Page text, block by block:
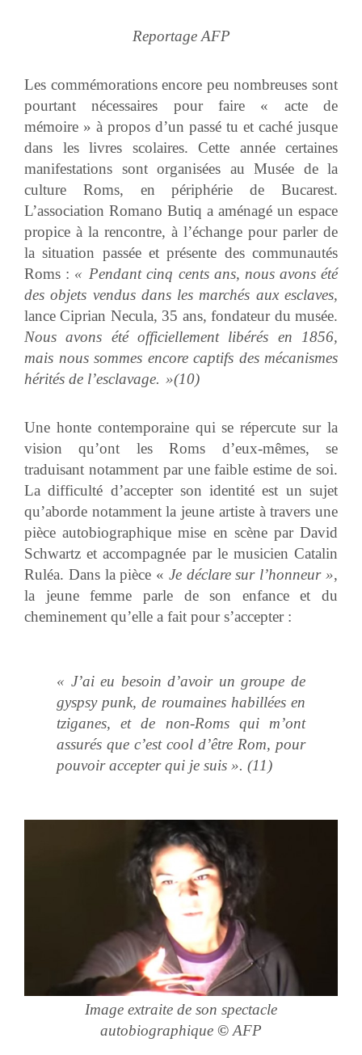
Reportage AFP
Les commémorations encore peu nombreuses sont
pourtant nécessaires pour faire « acte de
mémoire » à propos d’un passé tu et caché jusque
dans les livres scolaires. Cette année certaines
manifestations sont organisées au Musée de la
culture Roms, en périphérie de Bucarest.
L’association Romano Butiq a aménagé un espace
propice à la rencontre, à l’échange pour parler de
la situation passée et présente des communautés
Roms : « Pendant cinq cents ans, nous avons été
des objets vendus dans les marchés aux esclaves,
lance Ciprian Necula, 35 ans, fondateur du musée.
Nous avons été officiellement libérés en 1856,
mais nous sommes encore captifs des mécanismes
hérités de l’esclavage. »(10)
Une honte contemporaine qui se répercute sur la
vision qu’ont les Roms d’eux-mêmes, se
traduisant notamment par une faible estime de soi.
La difficulté d’accepter son identité est un sujet
qu’aborde notamment la jeune artiste à travers une
pièce autobiographique mise en scène par David
Schwartz et accompagnée par le musicien Catalin
Ruléa. Dans la pièce « Je déclare sur l’honneur »,
la jeune femme parle de son enfance et du
cheminement qu’elle a fait pour s’accepter :
« J’ai eu besoin d’avoir un groupe de
gyspsy punk, de roumaines habillées en
tziganes, et de non-Roms qui m’ont
assurés que c’est cool d’être Rom, pour
pouvoir accepter qui je suis ». (11)
Image extraite de son spectacle
autobiographique ©AFP